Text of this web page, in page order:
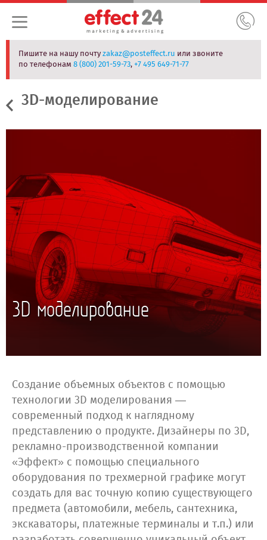
Пишите на нашу почтуzakaz@posteffect.ru или звоните
по телефонам8 (800) 201-59-73,+7 495 649-71-77
3D-моделирование
3D моделирование
Создание объемных объектов с помощью
технологии 3D моделирования —
современный подход к наглядному
представлению о продукте. Дизайнеры по 3D,
рекламно-производственной компании
«Эффект» с помощью специального
оборудования по трехмерной графике могут
создать для вас точную копию существующего
предмета (автомобили, мебель, сантехника,
экскаваторы, платежные терминалы и т.п.) или